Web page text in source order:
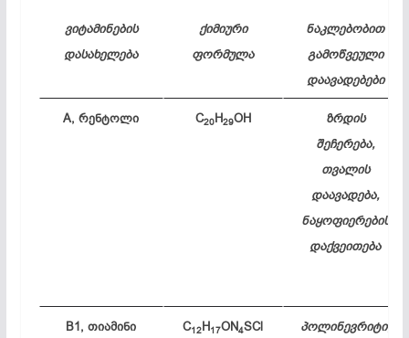
ვიტამინების
დასახელება
ქიმიური
ფორმულა
ნაკლებობით
გამოწვეული
დაავადებები
A, რენტოლი C20H29OH
ზრდის
შეჩერება,
თვალის
დაავადება,
ნაყოფიერების
დაქვეითება
B1, თიამინი C12H17ON4SCl პოლინევრიტი,